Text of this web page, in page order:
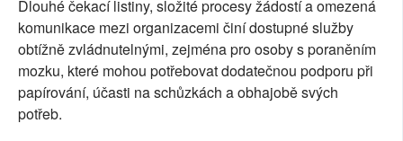
Dlouhé čekací listiny, složité procesy žádostí a omezená
komunikace mezi organizacemi činí dostupné služby
obtížně zvládnutelnými, zejména pro osoby s poraněním
mozku, které mohou potřebovat dodatečnou podporu při
papírování, účasti na schůzkách a obhajobě svých
potřeb.